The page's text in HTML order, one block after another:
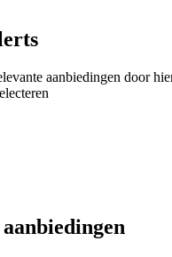
aanbiedingen door